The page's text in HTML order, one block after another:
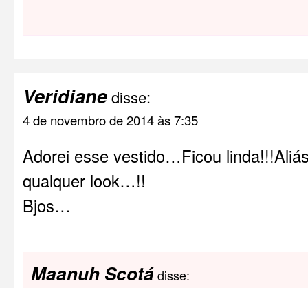
Veridianedisse:
4 de novembro de 2014 às 7:35
Adorei esse vestido…Ficou
qualquer look…!!
Bjos…
Maanuh Scotádisse: